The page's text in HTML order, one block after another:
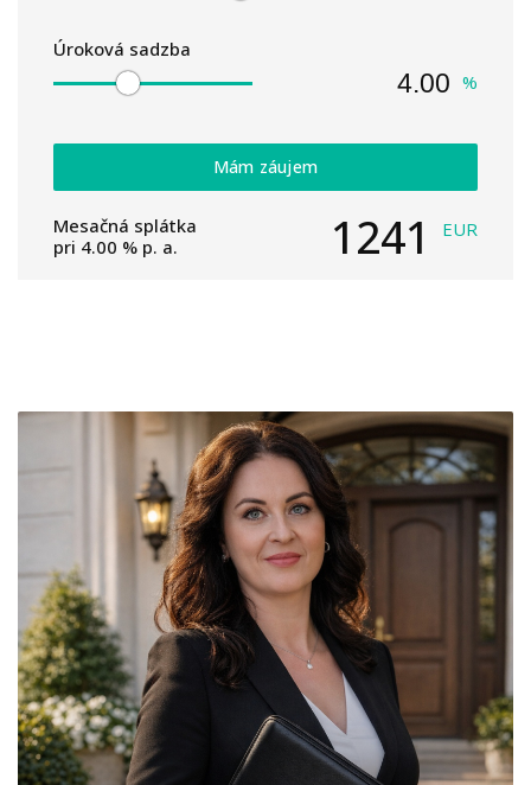
Úroková sadzba
%
Mám záujem
Mesačná splátka
pri 4.00 % p. a. 1241 EUR